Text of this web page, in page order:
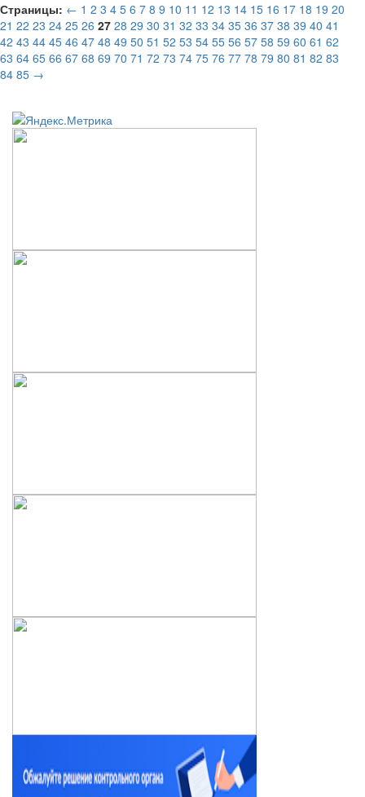
Страницы: ← 1 2 3 4 5 6 7 8 9 10 11 12 13 14 15 16 17 18 19 20
21 22 23 24 25 26 27 28 29 30 31 32 33 34 35 36 37 38 39 40 41
42 43 44 45 46 47 48 49 50 51 52 53 54 55 56 57 58 59 60 61 62
63 64 65 66 67 68 69 70 71 72 73 74 75 76 77 78 79 80 81 82 83
84 85 →